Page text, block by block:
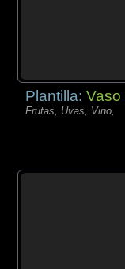
Plantilla:Vaso
Frutas, Uvas, Vino,